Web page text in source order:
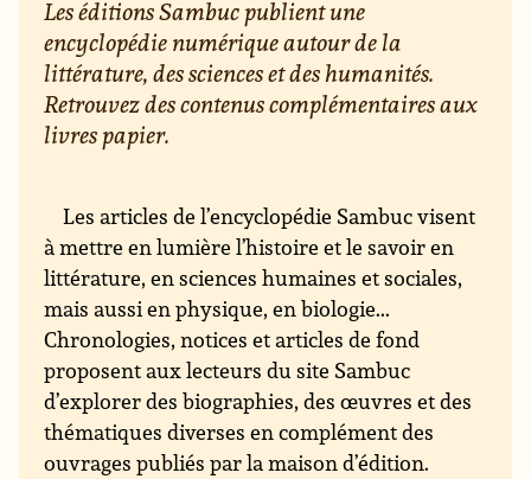
Les éditions Sambuc publient une
encyclopédie numérique autour de la
littérature, des sciences et des humanités.
Retrouvez des contenus complémentaires aux
livres papier.
Les articles de l’encyclopédie Sambuc visent
à mettre en lumière l’histoire et le savoir en
littérature, en sciences humaines et sociales,
mais aussi en physique, en biologie...
Chronologies, notices et articles de fond
proposent aux lecteurs du site Sambuc
d’explorer des biographies, des œuvres et des
thématiques diverses en complément des
ouvrages publiés par la maison d’édition.